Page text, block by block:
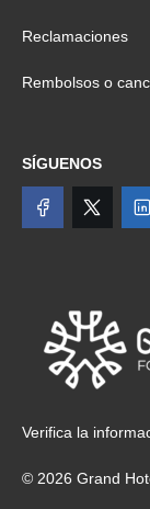
Reclamaciones
Rembolsos o
SÍGUENOS
Verifica la
© 2026 Grand